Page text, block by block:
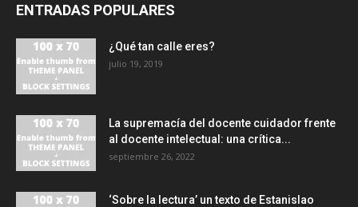
ENTRADAS POPULARES
¿Qué tan calle eres?
julio 19, 2019
La supremacía del docente cuidador frente
al docente intelectual: una crítica...
septiembre 26, 2022
‘Sobre la lectura’ un texto de Estanislao